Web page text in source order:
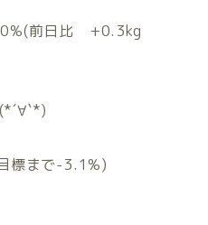
前日比 +0.3kg
標まで-3.1%)